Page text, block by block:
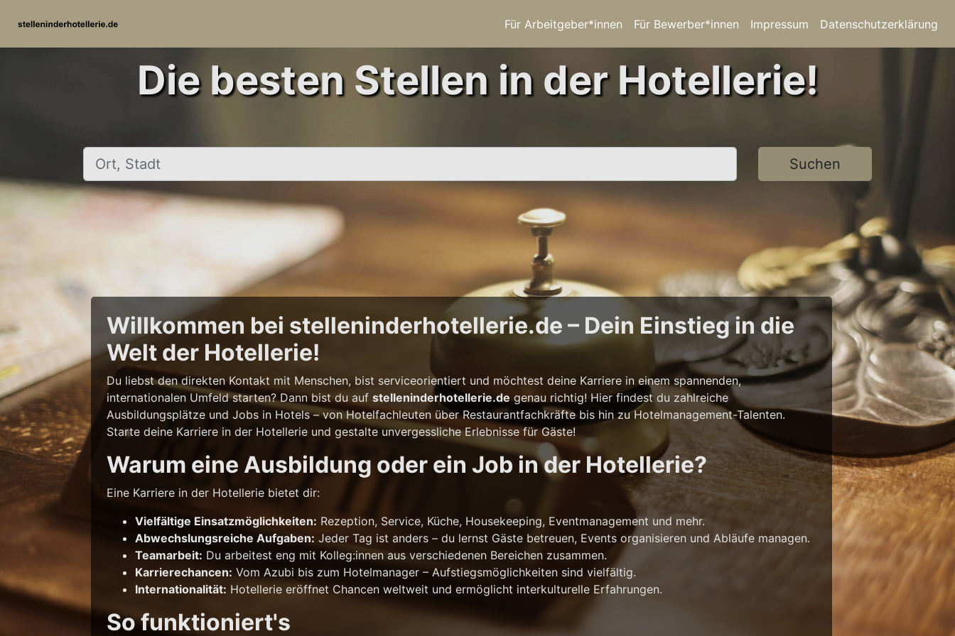
Für Arbeitgeber*innen Für Bewerber*innen Impressum Datenschutzerklärung
Die besten Stellen in der Hotellerie!
Ort, Stadt Suchen
Willkommen bei stelleninderhotellerie.de – Dein Einstieg in die
Welt der Hotellerie!
Du liebst den direkten Kontakt mit Menschen, bist serviceorientiert und möchtest deine Karriere in einem spannenden,
internationalen Umfeld starten? Dann bist du aufstelleninderhotellerie.degenau richtig! Hier findest du zahlreiche
Ausbildungsplätze und Jobs in Hotels – von Hotelfachleuten über Restaurantfachkräfte bis hin zu Hotelmanagement-Talenten.
Starte deine Karriere in der Hotellerie und gestalte unvergessliche Erlebnisse für Gäste!
Warum eine Ausbildung oder ein Job in der Hotellerie?
Eine Karriere in der Hotellerie bietet dir:
Vielfältige Einsatzmöglichkeiten: Rezeption, Service, Küche, Housekeeping, Eventmanagement und mehr.
Abwechslungsreiche Aufgaben: Jeder Tag ist anders – du lernst Gäste betreuen, Events organisieren und Abläufe managen.
Teamarbeit: Du arbeitest eng mit Kolleg:innen aus verschiedenen Bereichen zusammen.
Karrierechancen: Vom Azubi bis zum Hotelmanager – Aufstiegsmöglichkeiten sind vielfältig.
Internationalität: Hotellerie eröffnet Chancen weltweit und ermöglicht interkulturelle Erfahrungen.
So funktioniert's